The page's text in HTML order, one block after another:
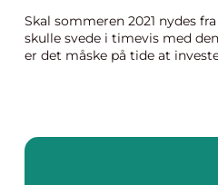
Skal sommeren 2021 nydes
skulle svede i timevis med
er det måske på tide at